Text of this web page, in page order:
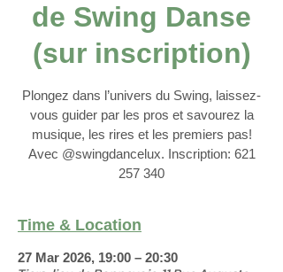
de Swing Danse
(sur inscription)
Plongez dans l’univers du Swing, laissez-
vous guider par les pros et savourez la
musique, les rires et les premiers pas!
Avec @swingdancelux. Inscription: 621
257 340
Time & Location
27 Mar 2026, 19:00 – 20:30